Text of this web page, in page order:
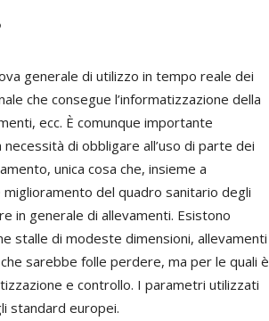
generale di utilizzo in tempo reale dei
che consegue l’informatizzazione della
ecc. È comunque importante
di obbligare all’uso di parte dei
unica cosa che, insieme a
del quadro sanitario degli
in generale di allevamenti. Esistono
stalle di modeste dimensioni, allevamenti
sarebbe folle perdere, ma per le quali è
e controllo. I parametri utilizzati
standard europei.